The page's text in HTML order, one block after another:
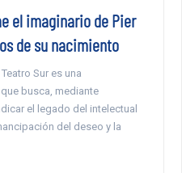
el imaginario de Pier
de su nacimiento
Sur es una
busca, mediante
el legado del intelectual
del deseo y la